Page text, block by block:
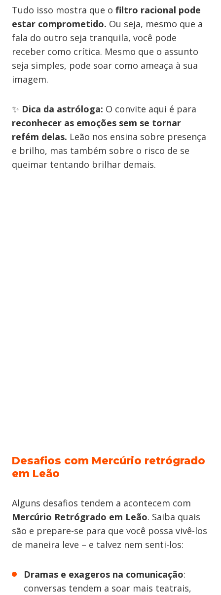
Tudo isso mostra que o filtro racional pode
estar comprometido. Ou seja, mesmo que a
fala do outro seja tranquila, você pode
receber como crítica. Mesmo que o assunto
seja simples, pode soar como ameaça à sua
imagem.
✨ Dica da astróloga: O convite aqui é para
reconhecer as emoções sem se tornar
refém delas. Leão nos ensina sobre presença
e brilho, mas também sobre o risco de se
queimar tentando brilhar demais.
Desafios com Mercúrio retrógrado
em Leão
Alguns desafios tendem a acontecem com
Mercúrio Retrógrado em Leão. Saiba quais
são e prepare-se para que você possa vivê-los
de maneira leve – e talvez nem senti-los:
Dramas e exageros na comunicação:
conversas tendem a soar mais teatrais,